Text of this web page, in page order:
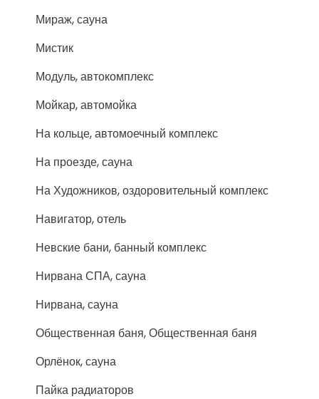
Мираж, сауна
Мистик
Модуль, автокомплекс
Мойкар, автомойка
На кольце, автомоечный комплекс
На проезде, сауна
На Художников, оздоровительный комплекс
Навигатор, отель
Невские бани, банный комплекс
Нирвана СПА, сауна
Нирвана, сауна
Общественная баня, Общественная баня
Орлёнок, сауна
Пайка радиаторов